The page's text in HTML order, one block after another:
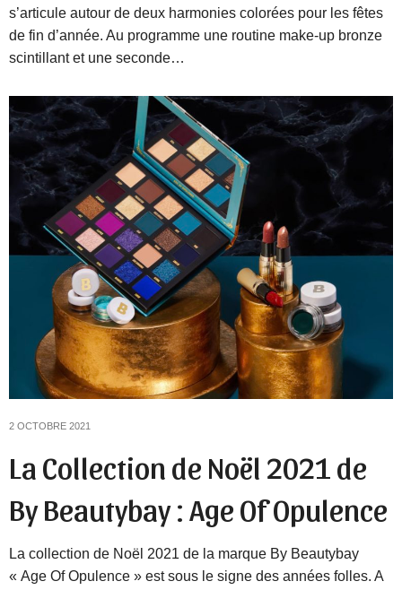
s’articule autour de deux harmonies colorées pour les fêtes
de fin d’année. Au programme une routine make-up bronze
scintillant et une seconde…
2 OCTOBRE 2021
La Collection de Noël 2021 de
By Beautybay : Age Of Opulence
La collection de Noël 2021 de la marque By Beautybay
« Age Of Opulence » est sous le signe des années folles. A